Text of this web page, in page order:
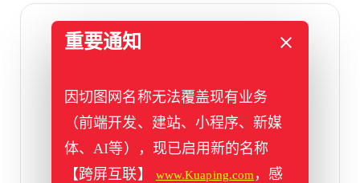
2013年10月25日
转成手机版网站解决方案
“移动互联网时代”喊了这么久，中国手机使
用人数在2011年就已经超过传统电脑用户
重要通知
因切图网名称无法覆盖现有业务
（前端开发、建站、小程序、新媒
体、AI等），现已启用新的名称
【跨屏互联】
www.Kuaping.com ，感